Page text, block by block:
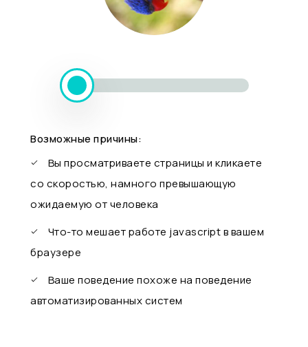
Возможные причины:
Вы просматриваете страницы и кликаете
со скоростью, намного превышающую
ожидаемую от человека
Что-то мешает работе javascript в вашем
браузере
Ваше поведение похоже на поведение
автоматизированных систем